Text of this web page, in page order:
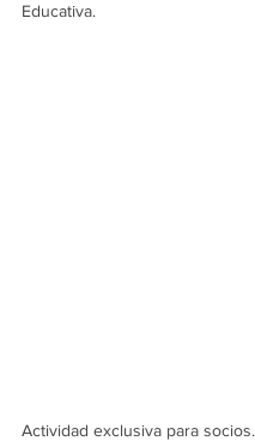
Educativa.
Actividad exclusiva para socios.